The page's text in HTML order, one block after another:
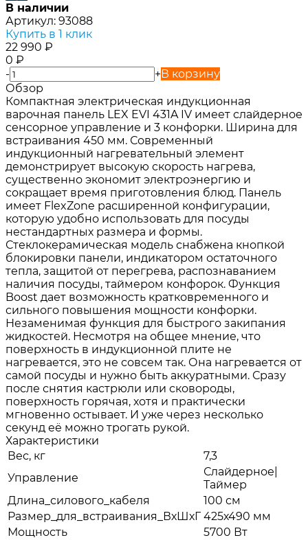
В наличии
Артикул: 93088
Купить в 1 клик
22 990 ₽
0 ₽
-
+В корзину
Обзор
Компактная электрическая индукционная
варочная панель LEX EVI 431A IV имеет слайдерное
сенсорное управление и 3 конфорки. Ширина для
встраивания 450 мм. Современный
индукционный нагревательный элемент
демонстрирует высокую скорость нагрева,
существенно экономит электроэнергию и
сокращает время приготовления блюд. Панель
имеет FlexZone расширенной конфигурации,
которую удобно использовать для посуды
нестандартных размера и формы.
Стеклокерамическая модель снабжена кнопкой
блокировки панели, индикатором остаточного
тепла, защитой от перегрева, распознаванием
наличия посуды, таймером конфорок. Функция
Boost дает возможность кратковременного и
сильного повышения мощности конфорки.
Незаменимая функция для быстрого закипания
жидкостей. Несмотря на общее мнение, что
поверхность в индукционной плите не
нагревается, это не совсем так. Она нагревается от
самой посуды и нужно быть аккуратными. Сразу
после снятия кастрюли или сковороды,
поверхность горячая, хотя и практически
мгновенно остывает. И уже через несколько
секунд её можно трогать рукой.
Характеристики
Вес, кг
7,3
Управление
Слайдерное|
Таймер
Длина_силового_кабеля
100 см
Размер_для_встраивания_ВхШхГ 425х490 мм
Мощность
5700 Вт